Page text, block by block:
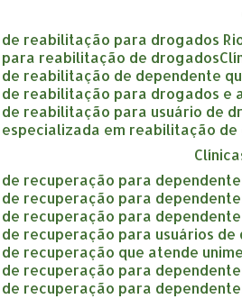
de reabilitação para drogados
para reabilitação de drogados
de reabilitação de dependente
de reabilitação para drogados e
de reabilitação para usuário de
especializada em reabilitação
de recuperação para
de recuperação para
de recuperação para
de recuperação para usuários de
de recuperação que atende
de recuperação para
de recuperação para